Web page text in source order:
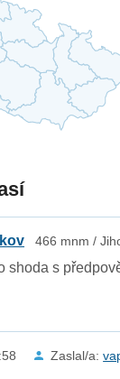
466 mnm /
shoda s
Zaslal/a: